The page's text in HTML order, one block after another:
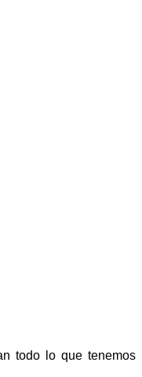
todo lo que tenemos